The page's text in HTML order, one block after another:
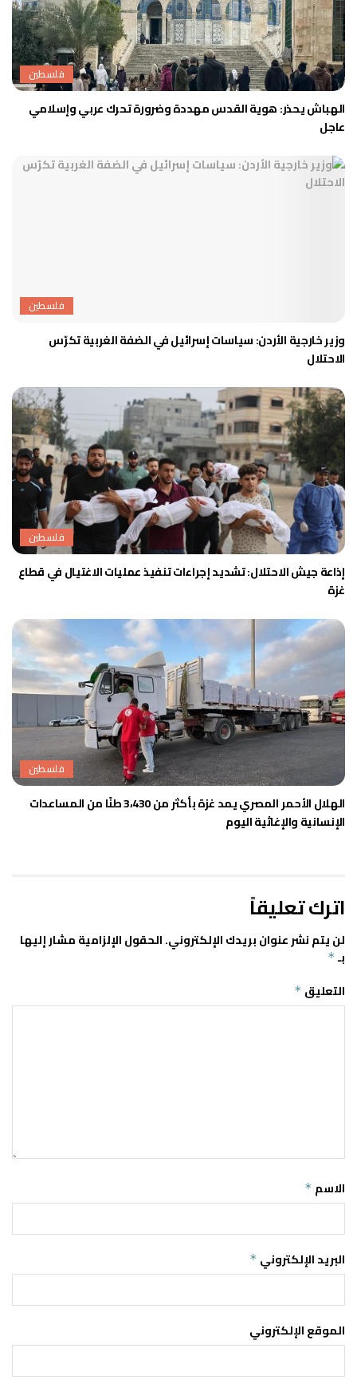
فلسطين
الهباش يحذر: هوية القدس مهددة وضرورة تحرك عربي وإسلامي
عاجل
فلسطين
وزير خارجية الأردن: سياسات إسرائيل في الضفة الغربية تكرّس
الاحتلال
فلسطين
إذاعة جيش الاحتلال: تشديد إجراءات تنفيذ عمليات الاغتيال في قطاع
غزة
فلسطين
الهلال الأحمر المصري يمد غزة بأكثر من 3،430 طنًا من المساعدات
الإنسانية والإغاثية اليوم
اترك تعليقاً
لن يتم نشر عنوان بريدك الإلكتروني.الحقول الإلزامية مشار إليها
بـ *
التعليق *
الاسم *
البريد الإلكتروني *
الموقع الإلكتروني